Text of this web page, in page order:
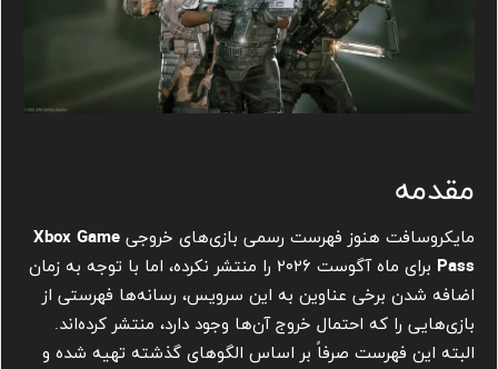
مقدمه
مایکروسافت هنوز فهرست رسمی بازی‌های خروجی Xbox Game
Pass
برای ماه آگوست ۲۰۲۶ را منتشر نکرده، اما با توجه به زمان
اضافه شدن برخی عناوین به این سرویس، رسانه‌ها فهرستی از
بازی‌هایی را که احتمال خروج آن‌ها وجود دارد، منتشر کرده‌اند.
البته این فهرست صرفاً بر اساس الگوهای گذشته تهیه شده و